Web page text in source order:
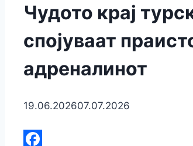
Чудото крај
спојуваат
адреналинот
19.06.202607.07.2026